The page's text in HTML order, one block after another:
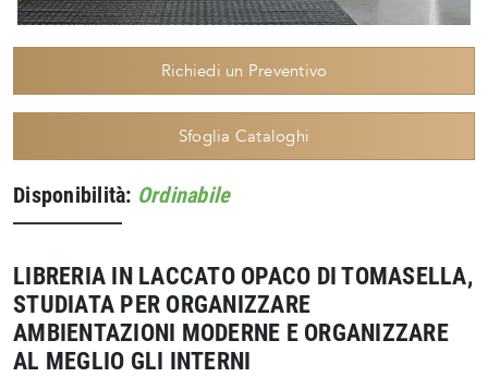
Richiedi un Preventivo
Sfoglia Cataloghi
Disponibilità: Ordinabile
LIBRERIA IN LACCATO OPACO DI TOMASELLA,
STUDIATA PER ORGANIZZARE
AMBIENTAZIONI MODERNE E ORGANIZZARE
AL MEGLIO GLI INTERNI